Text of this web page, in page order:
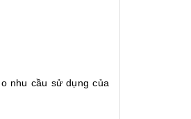
nhu cầu sử dụng của